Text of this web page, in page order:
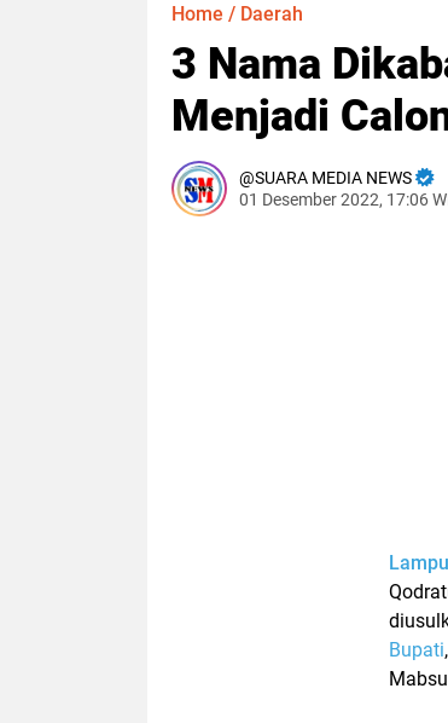
Home / Daerah
3 Nama
Menjadi
SUARA MEDIA NEWS
01 Desember 2022, 17:06
Bupati